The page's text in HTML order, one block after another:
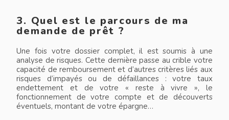
3. Quel est le parcours de ma
demande de prêt ?
Une fois votre dossier complet, il est soumis à une
analyse de risques. Cette dernière passe au crible votre
capacité de remboursement et d’autres critères liés aux
risques d’impayés ou de défaillances : votre taux
endettement et de votre « reste à vivre », le
fonctionnement de votre compte et de découverts
éventuels, montant de votre épargne…